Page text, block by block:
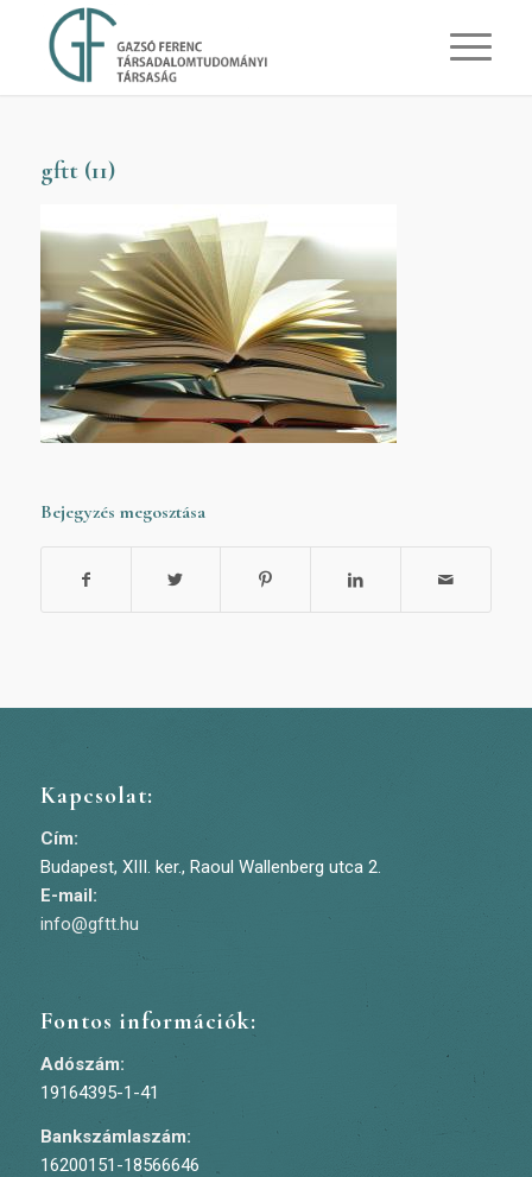
gftt (11)
Bejegyzés megosztása
Kapcsolat:
Cím:
Budapest, XIII. ker., Raoul Wallenberg utca 2.
E-mail:
info@gftt.hu
Fontos információk:
Adószám:
19164395-1-41
Bankszámlaszám:
16200151-18566646